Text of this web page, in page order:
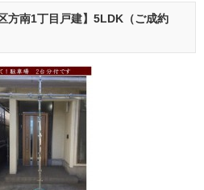
方南1丁目戸建】5LDK（ご成約